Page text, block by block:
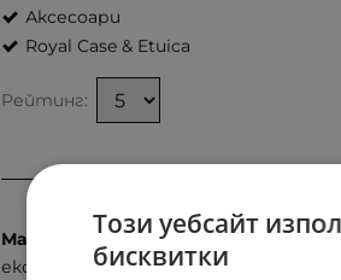
Аксесоари
Royal Case & Etuica
Рейтинг:
Материал
еко кожа
Този уебсайт
бисквитки